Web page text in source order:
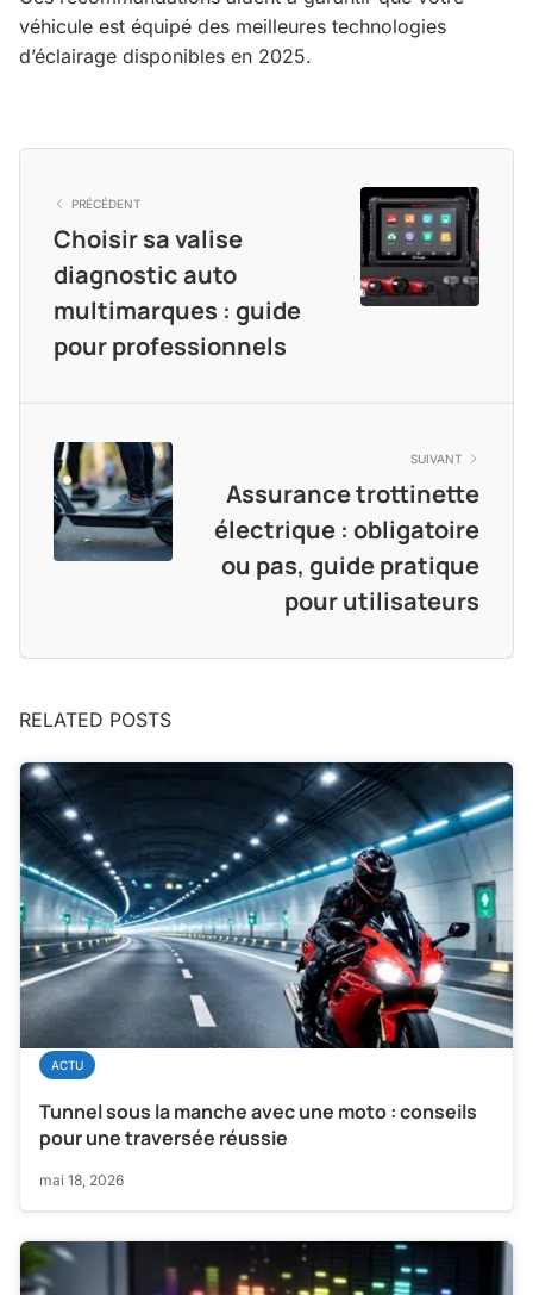
véhicule est équipé des meilleures technologies
d’éclairage disponibles en 2025.
PRÉCÉDENT
Choisir sa valise
diagnostic auto
multimarques : guide
pour professionnels
SUIVANT
Assurance trottinette
électrique : obligatoire
ou pas, guide pratique
pour utilisateurs
RELATED POSTS
ACTU
Tunnel sous la manche avec une moto : conseils
pour une traversée réussie
mai 18, 2026